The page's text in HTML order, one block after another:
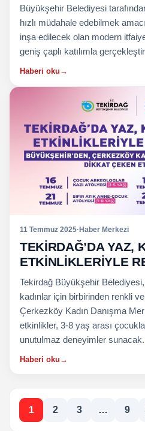
Büyükşehir Belediyesi
hızlı müdahale edebilmek
inşa edilecek olan modern
geniş çaplı katılımla
Haberi oku →
11 Temmuz 2025·Haber Merkezi
TEKİRDAĞ’DA YAZ,
ETKİNLİKLERİYLE
Tekirdağ Büyükşehir
kadınlar için birbirinden renkli
Çerkezköy Kadın Danışma
etkinlikler, 3-8 yaş arası
unutulmaz deneyimler
Haberi oku →
Yazı
sayfalaması
1 2 3 … 9